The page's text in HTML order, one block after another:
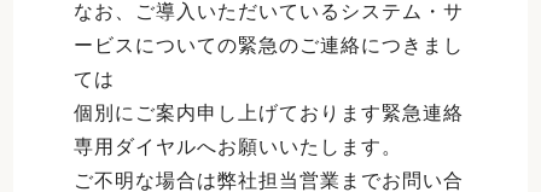
なお、ご導入いただいているシステム・サ
ービスについての緊急のご連絡につきまし
ては
個別にご案内申し上げております緊急連絡
専用ダイヤルへお願いいたします。
ご不明な場合は弊社担当営業までお問い合